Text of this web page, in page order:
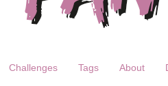
Challenges Tags About